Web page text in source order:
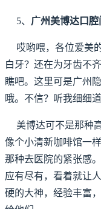
5、 广州美博达口腔
哎哟喂，各位爱美
白牙？还在为牙齿不
瞧吧。这里可是广州
哦。不信？听我细细
美博达可不是那种
像个小清新咖啡馆一
那种去医院的紧张感
应有尽有，看着就让
硬的大神，经验丰富